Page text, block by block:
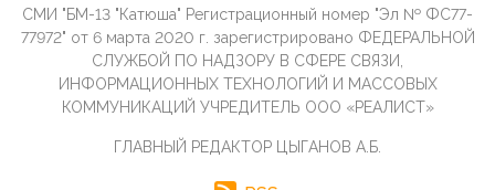
09:40, 10 Апреля 2026
Честно говоря, ситуация с продвижением через
российские крупнейшие СМИ персоны Эррола
Маска (отца Ил...
Те, кто стоят за массовым завозом в Россию
СМИ "БМ-13 "Катюша" Регистрационный номер "Эл № ФС77-
77972" от 6 марта 2020 г. зарегистрировано ФЕДЕРАЛЬНОЙ
СЛУЖБОЙ ПО НАДЗОРУ В СФЕРЕ СВЯЗИ,
ИНФОРМАЦИОННЫХ ТЕХНОЛОГИЙ И МАССОВЫХ
КОММУНИКАЦИЙ УЧРЕДИТЕЛЬ ООО «РЕАЛИСТ»
ГЛАВНЫЙ РЕДАКТОР ЦЫГАНОВ А.Б.